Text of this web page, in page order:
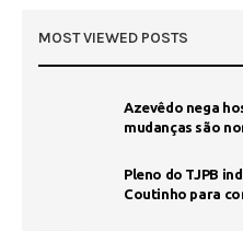
MOST VIEWED POSTS
Azevêdo nega
mudanças são
Pleno do TJPB
Coutinho para